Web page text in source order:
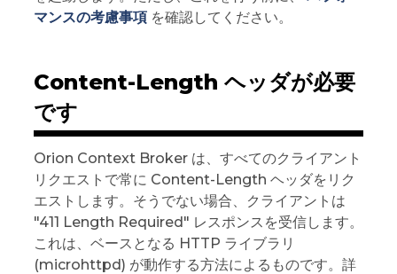
マンスの考慮事項を確認してください。
Content-Length ヘッダが必要
です
Orion Context Broker は、すべてのクライアント
リクエストで常に Content-Length ヘッダをリク
エストします。そうでない場合、クライアントは
"411 Length Required" レスポンスを受信します。
これは、ベースとなる HTTP ライブラリ
(microhttpd) が動作する方法によるものです。詳